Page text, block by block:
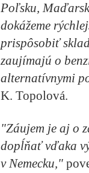
Poľsku,
dokážeme
prispôsobiť
zaujímajú o
alternatívnymi
K. Topolová.
"Záujem je aj o
dopĺňať vďaka
v Nemecku,"